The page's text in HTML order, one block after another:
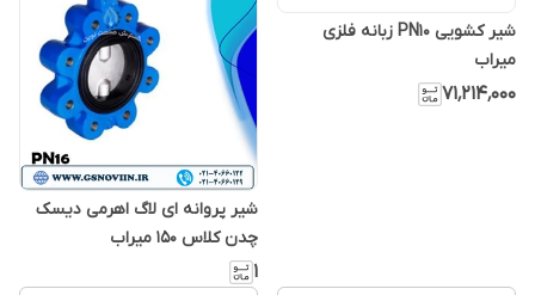
شیر کشویی PN10 زبانه فلزی
میراب
۷۱٬۲۱۴٬۰۰۰
شیر پروانه ای لاگ اهرمی دیسک
چدن کلاس ۱۵۰ میراب
۱